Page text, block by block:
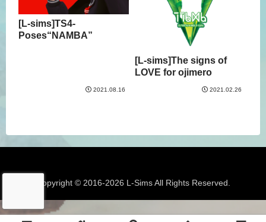
[L-sims]TS4-
Poses“NAMBA”
2021.08.16
[L-sims]The signs of
LOVE for ojimero
2021.02.26
Copyright © 2016-2026 L-Sims All Rights Reserved.